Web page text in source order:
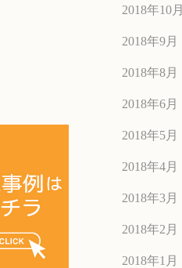
2018年10月
2018年9月
2018年8月
2018年6月
2018年5月
2018年4月
2018年3月
2018年2月
2018年1月